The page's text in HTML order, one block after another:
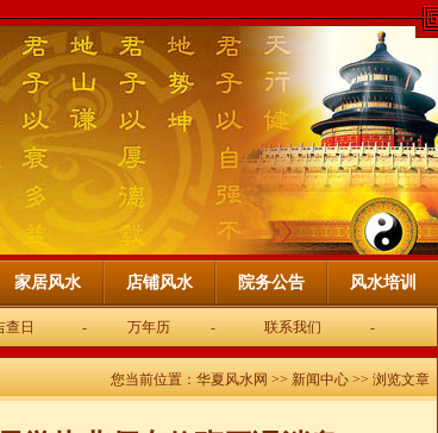
家居风水 店铺风水 院务公告 风水培训
查日 - 万年历 - 联系我们 -
您当前位置：华夏风水网>>新闻中心>> 浏览文章